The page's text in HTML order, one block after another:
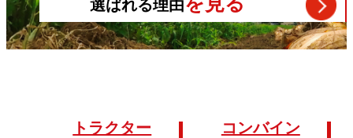
選ばれる理由
トラクター
コンバイン